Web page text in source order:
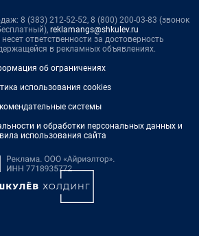
8 (383) 212-52-52, 8 (800) 200-03-83 (звонок
reklamangs@shkulev.ru
ответственности за достоверность
в рекламных объявлениях.
об ограничениях
использования cookies
системы
и обработки персональных данных и
использования сайта